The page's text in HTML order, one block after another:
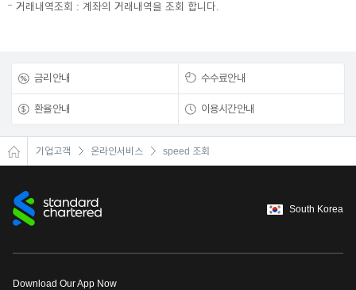
거래내역조회 : 계좌의 거래내역을 조회 합니다.
금리안내 수수료안내
환율안내 이용시간안내
기업고객 온라인서비스 speed 조회
South Korea
Download Our App Now